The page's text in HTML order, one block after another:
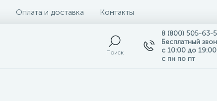
Оплата и доставка Контакты
Поиск
8 (800) 505-63-
Бесплатный
с 10:00 до
с пн по пт